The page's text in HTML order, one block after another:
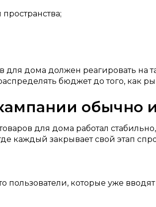
для дома должен реагировать на
бюджет до того, как
обычно
для дома работал
каждый закрывает свой этап
пользователи, которые уже